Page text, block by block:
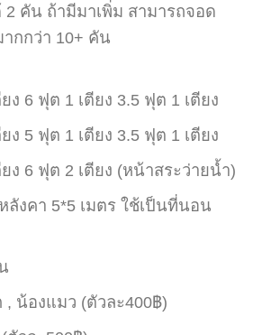
2 คัน ถ้ามีมาเพิ่ม สามารถจอด
กกว่า 10+ คัน
ง 6 ฟุต 1 เตียง 3.5 ฟุต 1 เตียง
ง 5 ฟุต 1 เตียง 3.5 ฟุต 1 เตียง
ง 6 ฟุต 2 เตียง (หน้าสระว่ายน้ำ)
งคา 5*5 เมตร ใช้เป็นที่นอน
, น้องแมว (ตัวละ400฿)